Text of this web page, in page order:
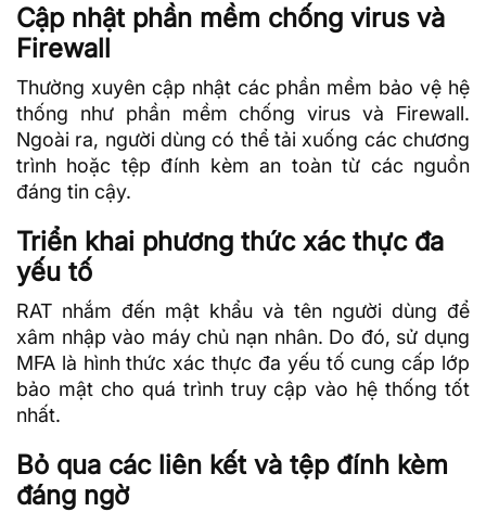
Cập nhật phần mềm chống virus và
Firewall
Thường xuyên cập nhật các phần mềm bảo vệ hệ
thống như phần mềm chống virus và Firewall.
Ngoài ra, người dùng có thể tải xuống các chương
trình hoặc tệp đính kèm an toàn từ các nguồn
đáng tin cậy.
Triển khai phương thức xác thực đa
yếu tố
RAT nhắm đến mật khẩu và tên người dùng để
xâm nhập vào máy chủ nạn nhân. Do đó, sử dụng
MFA là hình thức xác thực đa yếu tố cung cấp lớp
bảo mật cho quá trình truy cập vào hệ thống tốt
nhất.
Bỏ qua các liên kết và tệp đính kèm
đáng ngờ